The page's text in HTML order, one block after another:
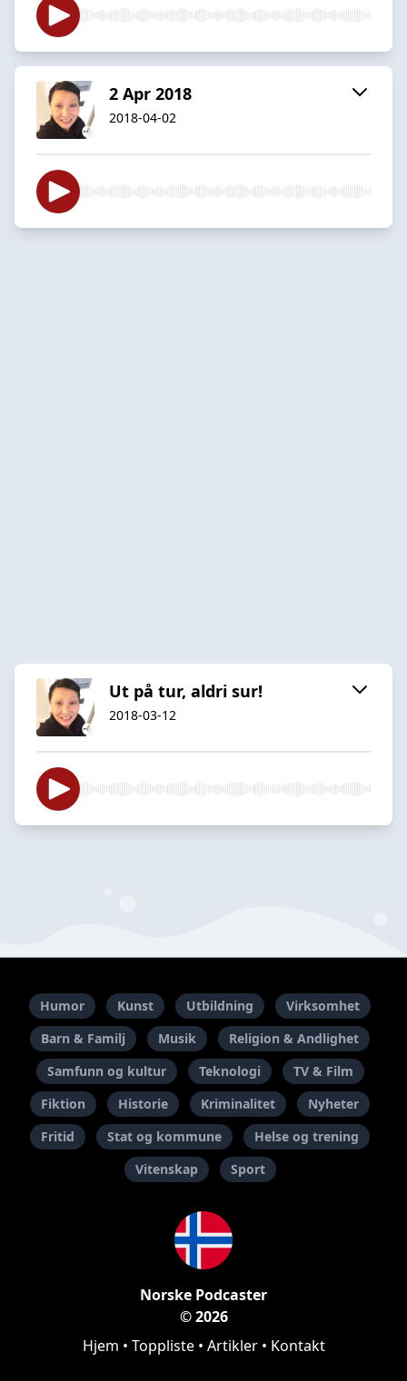
2 Apr 2018
2018-04-02
Ut på tur, aldri sur!
2018-03-12
Humor Kunst Utbildning
Virksomhet
Barn & Familj
Musik
Religion & Andlighet
Samfunn og kultur
Teknologi
TV & Film
Fiktion
Historie Kriminalitet
Nyheter
Fritid
Stat og kommune
Helse og trening
Vitenskap
Sport
Norske Podcaster
© 2026
Hjem • Toppliste• Artikler• Kontakt